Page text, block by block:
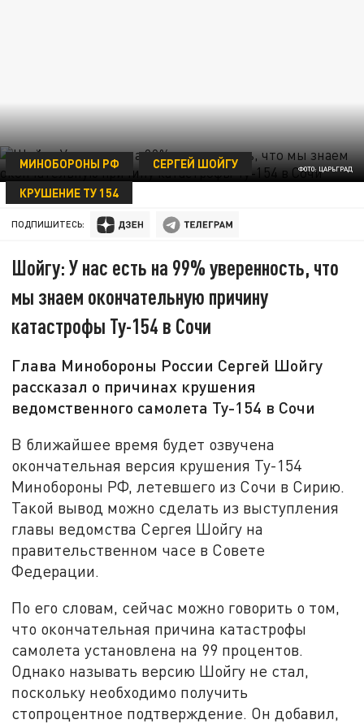
ФОТО: ЦАРЬГРАД
МИНОБОРОНЫ РФ
СЕРГЕЙ ШОЙГУ
КРУШЕНИЕ ТУ 154
24 МАЯ 11:38
ПОДПИШИТЕСЬ:
Шойгу: У нас есть на 99% уверенность, что
мы знаем окончательную причину
катастрофы Ту-154 в Сочи
Глава Минобороны России Сергей Шойгу
рассказал о причинах крушения
ведомственного самолета Ту-154 в Сочи
В ближайшее время будет озвучена
окончательная версия крушения Ту-154
Минобороны РФ, летевшего из Сочи в Сирию.
Такой вывод можно сделать из выступления
главы ведомства Сергея Шойгу на
правительственном часе в Совете
Федерации.
По его словам, сейчас можно говорить о том,
что окончательная причина катастрофы
самолета установлена на 99 процентов.
Однако называть версию Шойгу не стал,
поскольку необходимо получить
стопроцентное подтверждение. Он добавил,